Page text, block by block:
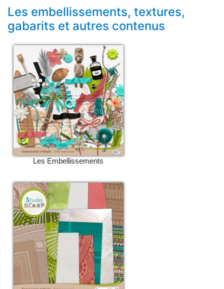
Les embellissements, textures,
gabarits et autres contenus
Les Embellissements